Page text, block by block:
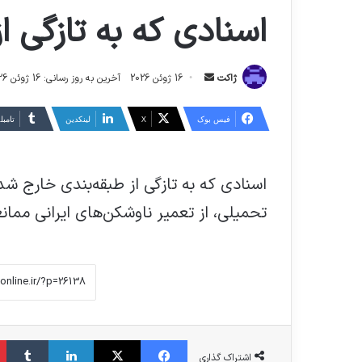
اسنادی که به
ژاکت
ارسال 16 ژوئن 2026 آخرین به روز رسانی: 16 ژوئن 2026
فیس بوک X لینکدین
اسنادی که به تازگی از طبقه‌بندی
تحمیلی، از تعمیر ناوشکن‌های ایرانی
اشتراک گذاری
فیس بوک X لینکدین